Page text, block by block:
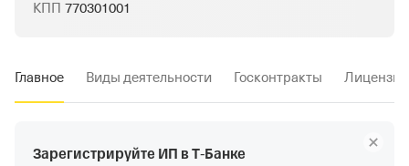
КПП 770301001
Главное Виды деятельности Госконтракты Лицензии
Зарегистрируйте ИП в Т‑Банке